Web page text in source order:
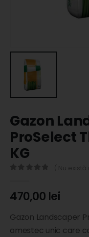
Gazon
ProSelect
KG
470,00 lei
Gazon Landscaper
amestec unic care